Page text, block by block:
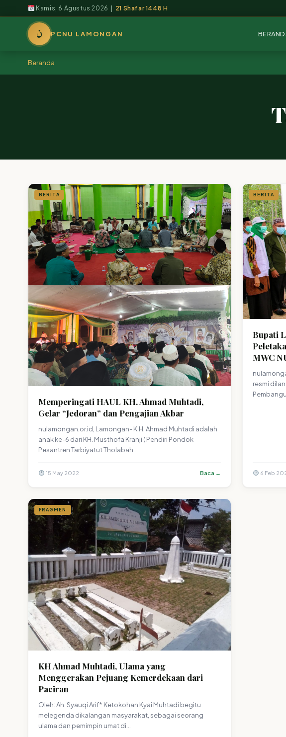
Kamis, 6 Agustus 2026 | 21 Shafar 1448 H
ن PCNU LAMONGAN
Beranda
BERITA
Memperingati HAUL KH. Ahmad Muhtadi,
Gelar “Jedoran” dan Pengajian Akbar
nulamongan.or.id, Lamongan- K.H. Ahmad Muhtadi adalah
anak ke-6 dari KH. Musthofa Kranji ( Pendiri Pondok
Pesantren Tarbiyatut Tholabah…
15 May 2022 Baca →
BERITA
Bupati
MWC
resmi
6 Feb
FRAGMEN
KH Ahmad Muhtadi, Ulama yang
Menggerakan Pejuang Kemerdekaan dari
Paciran
Oleh: Ah. Syauqi Arif* Ketokohan Kyai Muhtadi begitu
melegenda dikalangan masyarakat, sebagai seorang
ulama dan pemimpin umat di…